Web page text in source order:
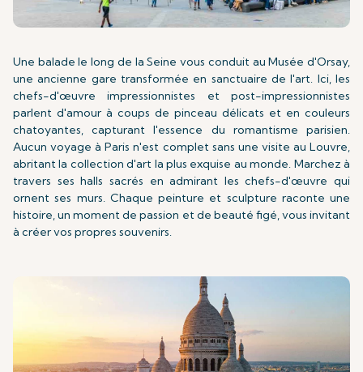
Une balade le long de la Seine vous conduit au Musée d'Orsay,
une ancienne gare transformée en sanctuaire de l'art. Ici, les
chefs-d'œuvre impressionnistes et post-impressionnistes
parlent d'amour à coups de pinceau délicats et en couleurs
chatoyantes, capturant l'essence du romantisme parisien.
Aucun voyage à Paris n'est complet sans une visite au Louvre,
abritant la collection d'art la plus exquise au monde. Marchez à
travers ses halls sacrés en admirant les chefs-d'œuvre qui
ornent ses murs. Chaque peinture et sculpture raconte une
histoire, un moment de passion et de beauté figé, vous invitant
à créer vos propres souvenirs.